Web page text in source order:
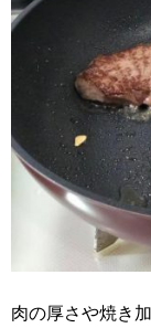
肉の厚さや焼き